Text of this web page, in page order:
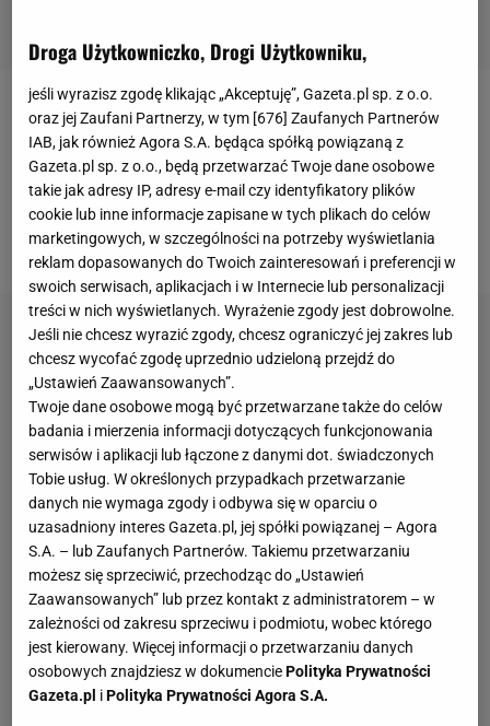
Cristiano Ronaldo nie mógł pomóc Al-Nassr w
niedawnym meczu azjatyckiej Ligi Mistrzów z iracką
Al-Shortą (1:1) z powodu infekcji wirusowej.
Portugalczyk wrócił do składu na piątkowe
spotkanie ligowe z Al-Ettifaq i od razu zrobił różnicę.
Droga Użytkowniczko, Drogi Użytkowniku,
jeśli wyrazisz zgodę klikając „Akceptuję”, Gazeta.pl sp. z o.o.
oraz jej Zaufani Partnerzy, w tym [676] Zaufanych Partnerów
IAB, jak również Agora S.A. będąca spółką powiązaną z
Gazeta.pl sp. z o.o., będą przetwarzać Twoje dane osobowe
takie jak adresy IP, adresy e-mail czy identyfikatory plików
cookie lub inne informacje zapisane w tych plikach do celów
marketingowych, w szczególności na potrzeby wyświetlania
reklam dopasowanych do Twoich zainteresowań i preferencji w
swoich serwisach, aplikacjach i w Internecie lub personalizacji
treści w nich wyświetlanych. Wyrażenie zgody jest dobrowolne.
Jeśli nie chcesz wyrazić zgody, chcesz ograniczyć jej zakres lub
chcesz wycofać zgodę uprzednio udzieloną przejdź do
„Ustawień Zaawansowanych”.
Twoje dane osobowe mogą być przetwarzane także do celów
badania i mierzenia informacji dotyczących funkcjonowania
serwisów i aplikacji lub łączone z danymi dot. świadczonych
Tobie usług. W określonych przypadkach przetwarzanie
danych nie wymaga zgody i odbywa się w oparciu o
uzasadniony interes Gazeta.pl, jej spółki powiązanej – Agora
S.A. – lub Zaufanych Partnerów. Takiemu przetwarzaniu
możesz się sprzeciwić, przechodząc do „Ustawień
Zaawansowanych” lub przez kontakt z administratorem – w
zależności od zakresu sprzeciwu i podmiotu, wobec którego
jest kierowany. Więcej informacji o przetwarzaniu danych
osobowych znajdziesz w dokumenciePolityka Prywatności
Gazeta.pl iPolityka Prywatności Agora S.A.